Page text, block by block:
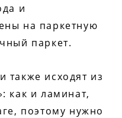
и
на паркетную
паркет.
также исходят из
как и ламинат,
поэтому нужно